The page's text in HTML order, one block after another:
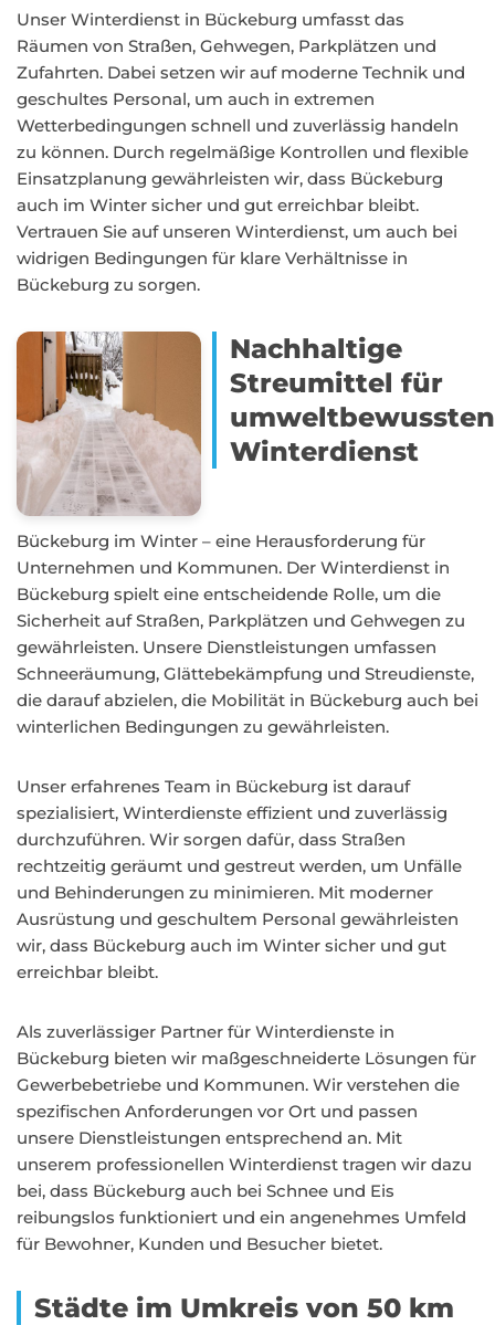
Unser Winterdienst in Bückeburg umfasst das
Räumen von Straßen, Gehwegen, Parkplätzen und
Zufahrten. Dabei setzen wir auf moderne Technik und
geschultes Personal, um auch in extremen
Wetterbedingungen schnell und zuverlässig handeln
zu können. Durch regelmäßige Kontrollen und flexible
Einsatzplanung gewährleisten wir, dass Bückeburg
auch im Winter sicher und gut erreichbar bleibt.
Vertrauen Sie auf unseren Winterdienst, um auch bei
widrigen Bedingungen für klare Verhältnisse in
Bückeburg zu sorgen.
Nachhaltige
Streumittel für
umweltbewussten
Winterdienst
Bückeburg im Winter – eine Herausforderung für
Unternehmen und Kommunen. Der Winterdienst in
Bückeburg spielt eine entscheidende Rolle, um die
Sicherheit auf Straßen, Parkplätzen und Gehwegen zu
gewährleisten. Unsere Dienstleistungen umfassen
Schneeräumung, Glättebekämpfung und Streudienste,
die darauf abzielen, die Mobilität in Bückeburg auch bei
winterlichen Bedingungen zu gewährleisten.
Unser erfahrenes Team in Bückeburg ist darauf
spezialisiert, Winterdienste effizient und zuverlässig
durchzuführen. Wir sorgen dafür, dass Straßen
rechtzeitig geräumt und gestreut werden, um Unfälle
und Behinderungen zu minimieren. Mit moderner
Ausrüstung und geschultem Personal gewährleisten
wir, dass Bückeburg auch im Winter sicher und gut
erreichbar bleibt.
Als zuverlässiger Partner für Winterdienste in
Bückeburg bieten wir maßgeschneiderte Lösungen für
Gewerbebetriebe und Kommunen. Wir verstehen die
spezifischen Anforderungen vor Ort und passen
unsere Dienstleistungen entsprechend an. Mit
unserem professionellen Winterdienst tragen wir dazu
bei, dass Bückeburg auch bei Schnee und Eis
reibungslos funktioniert und ein angenehmes Umfeld
für Bewohner, Kunden und Besucher bietet.
Städte im Umkreis von 50 km